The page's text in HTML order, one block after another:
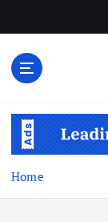
Home